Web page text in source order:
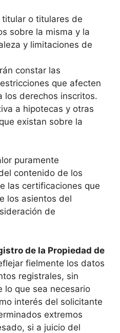
o titulares de
sobre la misma y la
y limitaciones de
constar las
que afecten
los derechos inscritos.
a hipotecas y otras
existan sobre la
puramente
contenido de los
las certificaciones que
los asientos del
de
de la Propiedad de
fielmente los datos
registrales, sin
lo que sea necesario
interés del solicitante
extremos
si a juicio del